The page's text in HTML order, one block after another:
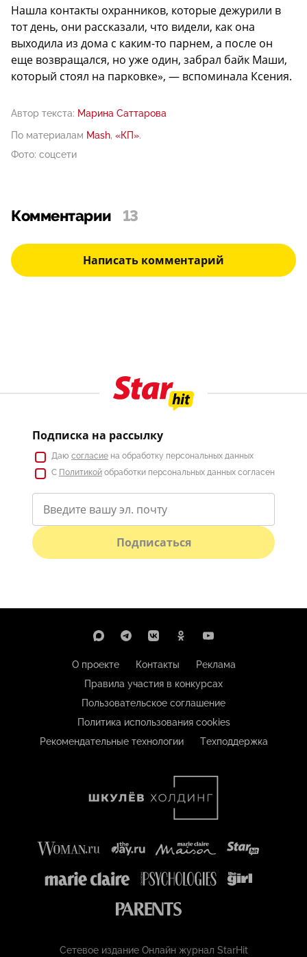
Нашла контакты охранников, которые дежурили в
тот день, они рассказали, что видели, как она
выходила из дома с каким-то парнем, а после он
еще возвращался, но уже один, забрал байк Маши,
который стоял на парковке», — вспоминала Ксения.
Автор текста: Марина Саттарова
По материалам Mash, «КП».
Фото: соцсети
Комментарии 13
Написать комментарий
Подписка на рассылку
Даю согласие на обработку персональных данных
С Политикой обработки персональных данных согласен
Подписаться
О проекте Контакты
Реклама
Правила участия в конкурсах
Пользовательское соглашение
Политика использования cookies
Рекомендательные технологии
Техподдержка
Сетевое издание Онлайн журнал StarHit